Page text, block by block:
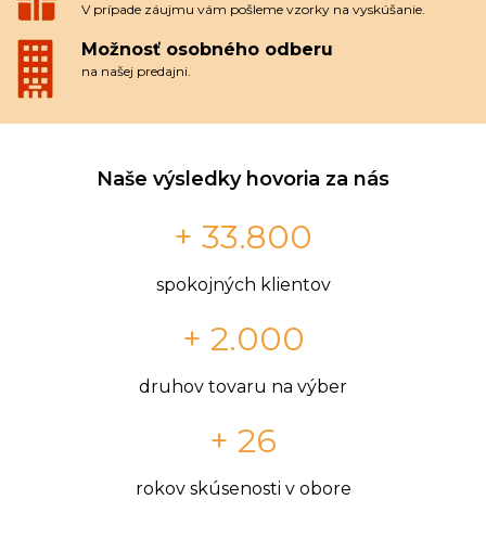
V prípade záujmu vám pošleme vzorky na vyskúšanie.
Možnosť osobného odberu
na našej predajni.
Naše výsledky hovoria za nás
+ 33.800
spokojných klientov
+ 2.000
druhov tovaru na výber
+ 26
rokov skúsenosti v obore